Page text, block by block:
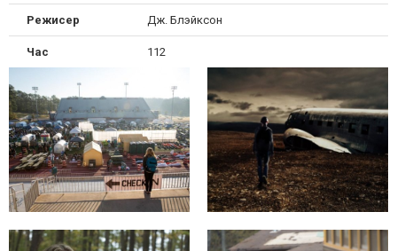
Режисер Дж. Блэйксон
Час 112